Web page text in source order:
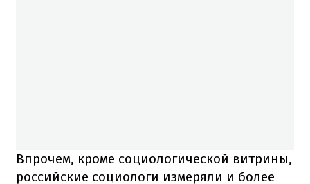
Впрочем, кроме социологической витрины,
российские социологи измеряли и более